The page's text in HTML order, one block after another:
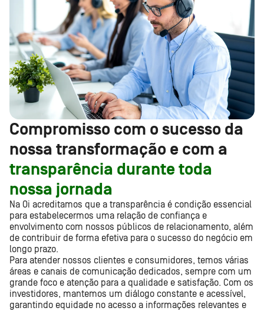
Compromisso com o sucesso da
nossa transformação e com a
transparência durante toda
nossa jornada
Na Oi acreditamos que a transparência é condição essencial
para estabelecermos uma relação de confiança e
envolvimento com nossos públicos de relacionamento, além
de contribuir de forma efetiva para o sucesso do negócio em
longo prazo.
Para atender nossos clientes e consumidores, temos várias
áreas e canais de comunicação dedicados, sempre com um
grande foco e atenção para a qualidade e satisfação. Com os
investidores, mantemos um diálogo constante e acessível,
garantindo equidade no acesso a informações relevantes e